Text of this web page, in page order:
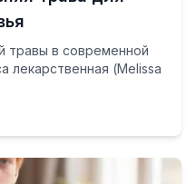
травы в современной
лекарственная (Melissa